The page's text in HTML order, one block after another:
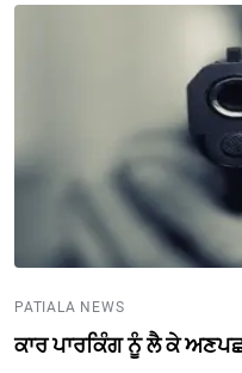
PATIALA NEWS
ਕਾਰ ਪਾਰਕਿੰਗ ਨੂੰ ਲੈ ਕੇ